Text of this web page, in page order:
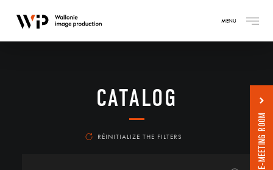
MENU
CATALOG
RÉINITIALIZE THE FILTERS E-MEETING ROOM